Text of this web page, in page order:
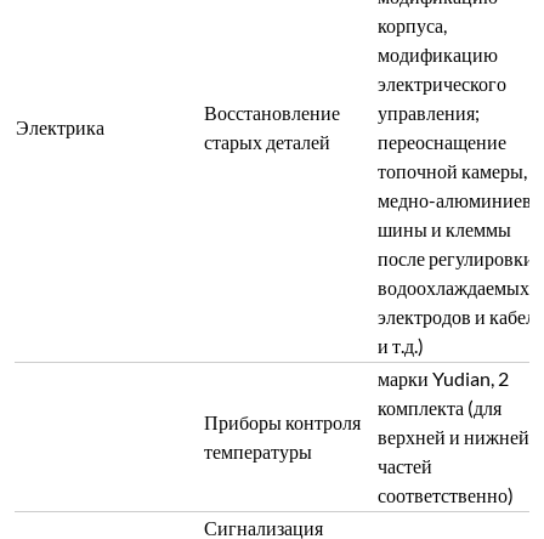
Электрика
Восстановление
старых деталей
корпуса,
модификацию
электрического
управления;
переоснащение
топочной камеры,
медно-
шины и клеммы
после регулировки
водоохлаждаемых
электродов и
и т.д.)
Приборы контроля
температуры
марки Yudian, 2
комплекта (для
верхней и нижней
частей
соответственно)
Сигнализация